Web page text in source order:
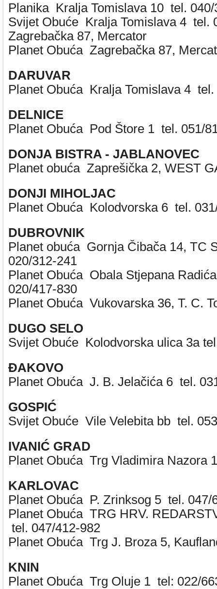
Planika Kralja Tomislava 10 tel. 040/
Svijet Obuće Kralja Tomislava 4 tel.
Zagrebačka 87, Mercator
Planet Obuća Zagrebačka 87,
DARUVAR
Planet Obuća Kralja Tomislava 4 tel.
DELNICE
Planet Obuća Pod Štore 1 tel. 051/
DONJA BISTRA - JABLANOVEC
Planet obuća Zaprešička 2, WEST
DONJI MIHOLJAC
Planet Obuća Kolodvorska 6 tel.
DUBROVNIK
Planet obuća Gornja Čibača 14, TC
020/312-241
Planet Obuća Obala Stjepana
020/417-830
Planet Obuća Vukovarska 36, T. C.
DUGO SELO
Svijet Obuće Kolodvorska ulica 3a
ĐAKOVO
Planet Obuća J. B. Jelačića 6 tel.
GOSPIĆ
Svijet Obuće Vile Velebita bb tel.
IVANIĆ GRAD
Planet Obuća Trg Vladimira Nazora
KARLOVAC
Planet Obuća P. Zrinksog 5 tel. 047/
Planet Obuća TRG HRV.
tel. 047/412-982
Planet Obuća Trg J. Broza 5,
KNIN
Planet Obuća Trg Oluje 1 tel: 022/